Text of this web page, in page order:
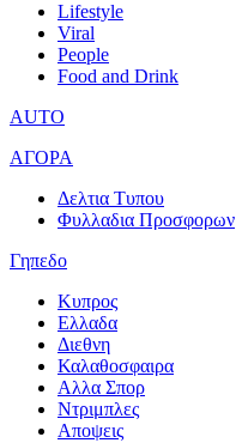
Lifestyle
Viral
People
Food and Drink
AUTO
ΑΓΟΡΑ
Δελτια Τυπου
Φυλλαδια Προσφορων
Γηπεδο
Κυπρος
Ελλαδα
Διεθνη
Καλαθοσφαιρα
Αλλα Σπορ
Ντριμπλες
Αποψεις